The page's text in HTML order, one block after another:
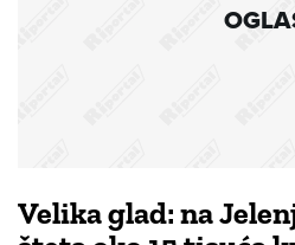
Velika glad: na